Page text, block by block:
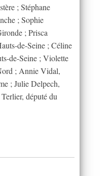
; Stéphane
; Sophie
; Prisca
de-Seine ; Céline
de-Seine ; Violette
; Annie Vidal,
; Julie Delpech,
député du